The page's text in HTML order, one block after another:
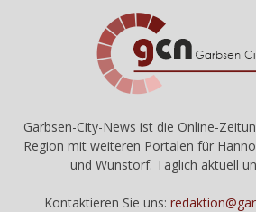
Garbsen-City-News ist die Online-
Region mit weiteren Portalen für
und Wunstorf. Täglich aktuell
Kontaktieren Sie uns: